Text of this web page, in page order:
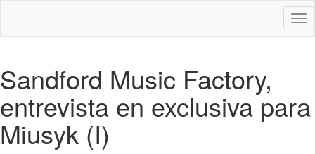
Sandford Music Factory,
entrevista en exclusiva para
Miusyk (I)